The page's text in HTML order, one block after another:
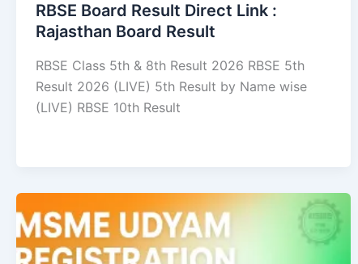
RBSE Board Result Direct Link : ​
Rajasthan Board Result
RBSE Class 5th & 8th Result 2026 RBSE 5th
Result 2026 (LIVE) 5th Result by Name wise
(LIVE) RBSE 10th Result